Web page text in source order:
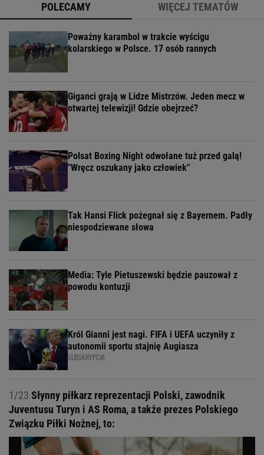
POLECAMY WIĘCEJ TEMATÓW
Poważny karambol w trakcie wyścigu
kolarskiego w Polsce. 17 osób rannych
Giganci grają w Lidze Mistrzów. Jeden mecz w
otwartej telewizji! Gdzie obejrzeć?
Polsat Boxing Night odwołane tuż przed galą!
"Wręcz oszukany jako człowiek"
Tak Hansi Flick pożegnał się z Bayernem. Padły
niespodziewane słowa
Media: Tyle Pietuszewski będzie pauzował z
powodu kontuzji
Król Gianni jest nagi. FIFA i UEFA uczyniły z
autonomii sportu stajnię Augiasza
SUBSKRYPCJA
1/23 Słynny piłkarz reprezentacji Polski, zawodnik
Juventusu Turyn i AS Roma, a także prezes Polskiego
Związku Piłki Nożnej, to: